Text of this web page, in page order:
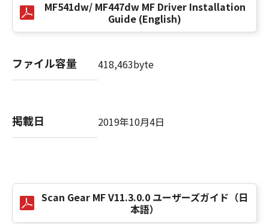
ンの子会社、キヤノンの関連会社、それらの販
売代理店または販売店のいずれも、「本ソフト
起因または関連してお客様と第三者との間に生
じたいかなる紛争についても、一切責任を負わ
８．契約期間
(1) 本契約書は、お客様が、『同意』を示す下
効に存続します。
(2) お客様は、「本ソフトウェア」およびその
複製物のすべてを廃棄および消去することによ
MF541dw/ MF447dw MF Driver Installation
Guide (English)
ファイル容量 418,463byte
掲載日 2019年10月4日
Scan Gear MF V11.3.0.0 ユーザーズガイド（日
本語）